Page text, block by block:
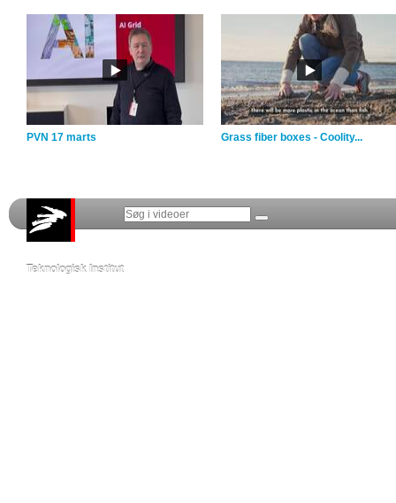
PVN 17 marts Grass fiber boxes - Coolity...
Teknologisk Institut